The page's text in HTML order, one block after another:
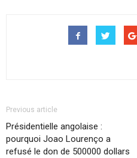
Previous article
Présidentielle angolaise :
pourquoi Joao Lourenço a
refusé le don de 500000 dollars